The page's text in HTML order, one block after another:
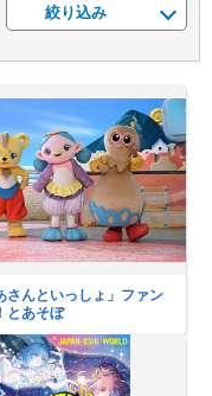
絞り込み
さんといっしょ」ファン
とあそぼ